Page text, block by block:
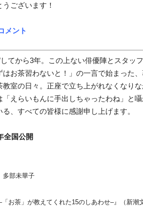
ございます！
メント
てから3年。この上ない俳優陣とスタッ
はお茶習わないと！」の一言で始まった
室の日々。正座で立ち上がれなくなり
えらいもんに手出しちゃったわね」と
、すべての皆様に感謝申し上げます。
全国公開
部未華子
お茶」が教えてくれた15のしあわせ–』（新潮